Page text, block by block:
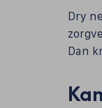
Dry
Dan